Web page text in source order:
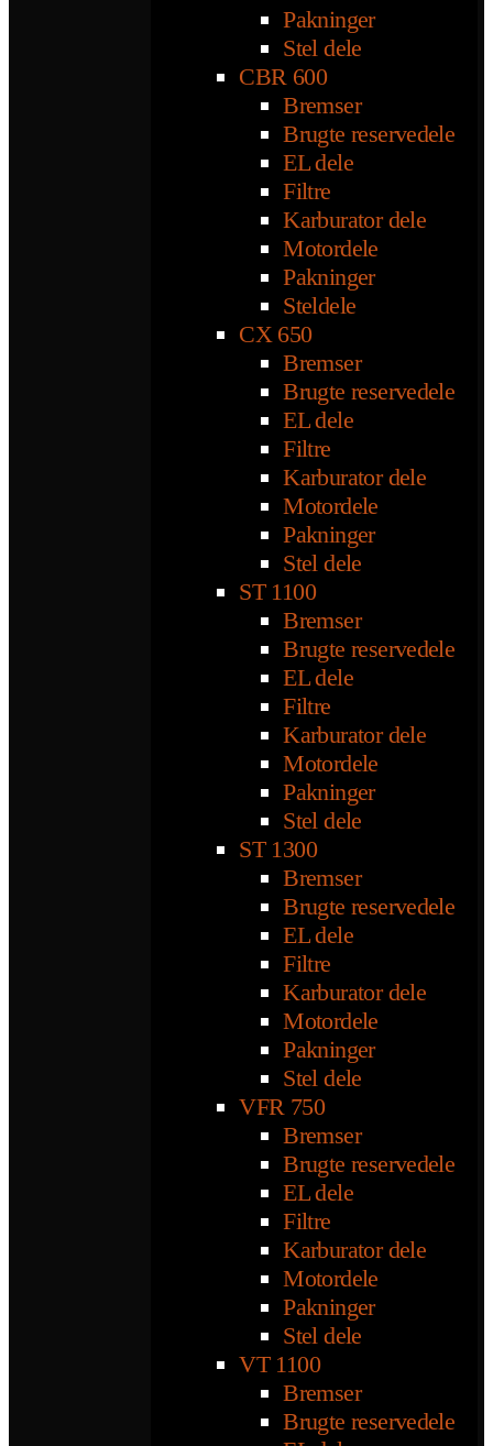
Pakninger
Stel dele
CBR 600
Bremser
Brugte reservedele
EL dele
Filtre
Karburator dele
Motordele
Pakninger
Steldele
CX 650
Bremser
Brugte reservedele
EL dele
Filtre
Karburator dele
Motordele
Pakninger
Stel dele
ST 1100
Bremser
Brugte reservedele
EL dele
Filtre
Karburator dele
Motordele
Pakninger
Stel dele
ST 1300
Bremser
Brugte reservedele
EL dele
Filtre
Karburator dele
Motordele
Pakninger
Stel dele
VFR 750
Bremser
Brugte reservedele
EL dele
Filtre
Karburator dele
Motordele
Pakninger
Stel dele
VT 1100
Bremser
Brugte reservedele